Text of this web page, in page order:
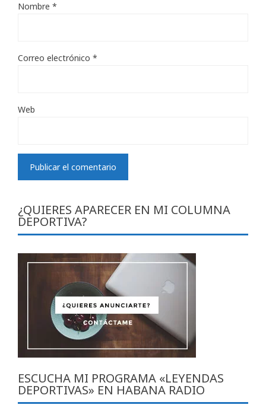
Nombre *
Correo electrónico *
Web
¿QUIERES APARECER EN MI COLUMNA
DEPORTIVA?
ESCUCHA MI PROGRAMA «LEYENDAS
DEPORTIVAS» EN HABANA RADIO